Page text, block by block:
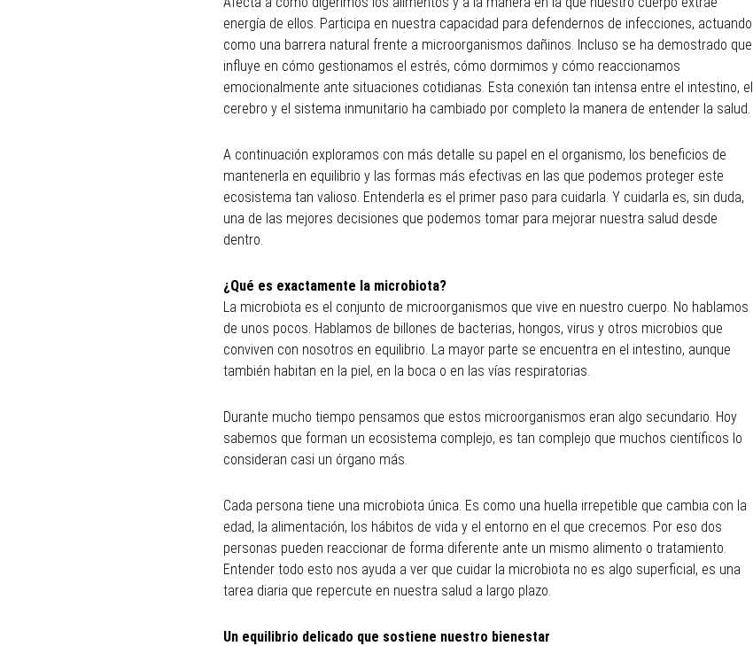
energía de ellos. Participa en nuestra capacidad para defendernos de infecciones, actuando
como una barrera natural frente a microorganismos dañinos. Incluso se ha demostrado que
influye en cómo gestionamos el estrés, cómo dormimos y cómo reaccionamos
emocionalmente ante situaciones cotidianas. Esta conexión tan intensa entre el intestino, el
cerebro y el sistema inmunitario ha cambiado por completo la manera de entender la salud.
A continuación exploramos con más detalle su papel en el organismo, los beneficios de
mantenerla en equilibrio y las formas más efectivas en las que podemos proteger este
ecosistema tan valioso. Entenderla es el primer paso para cuidarla. Y cuidarla es, sin duda,
una de las mejores decisiones que podemos tomar para mejorar nuestra salud desde
dentro.
¿Qué es exactamente la microbiota?
La microbiota es el conjunto de microorganismos que vive en nuestro cuerpo. No hablamos
de unos pocos. Hablamos de billones de bacterias, hongos, virus y otros microbios que
conviven con nosotros en equilibrio. La mayor parte se encuentra en el intestino, aunque
también habitan en la piel, en la boca o en las vías respiratorias.
Durante mucho tiempo pensamos que estos microorganismos eran algo secundario. Hoy
sabemos que forman un ecosistema complejo, es tan complejo que muchos científicos lo
consideran casi un órgano más.
Cada persona tiene una microbiota única. Es como una huella irrepetible que cambia con la
edad, la alimentación, los hábitos de vida y el entorno en el que crecemos. Por eso dos
personas pueden reaccionar de forma diferente ante un mismo alimento o tratamiento.
Entender todo esto nos ayuda a ver que cuidar la microbiota no es algo superficial, es una
tarea diaria que repercute en nuestra salud a largo plazo.
Un equilibrio delicado que sostiene nuestro bienestar